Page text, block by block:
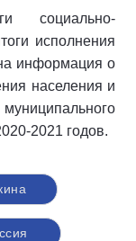
социально-
исполнения
информация о
населения и
2021 годов.